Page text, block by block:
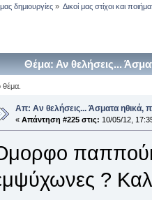
δημιουργίες» Δικοί μας στίχοι και
Θέμα: Αν θελήσεις...
θέμα.
Απ: Αν θελήσεις... Άσματα ηθικά,
« Απάντηση #225 στις: 10/05/12,
?